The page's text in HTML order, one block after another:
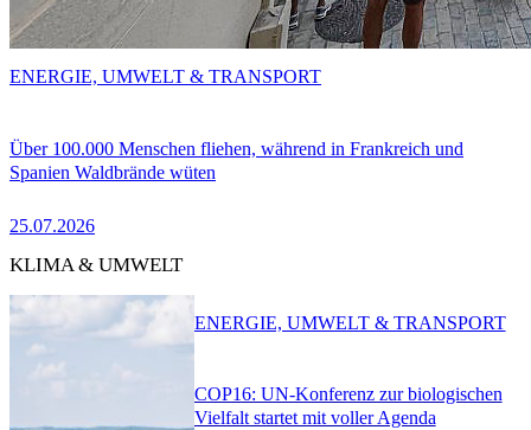
Über 100.000 Menschen fliehen, während in Frankreich und
Spanien Waldbrände wüten
25.07.2026
ENERGIE, UMWELT & TRANSPORT
KLIMA & UMWELT
COP16: UN-Konferenz zur biologischen
Vielfalt startet mit voller Agenda
ENERGIE, UMWELT & TRANSPORT